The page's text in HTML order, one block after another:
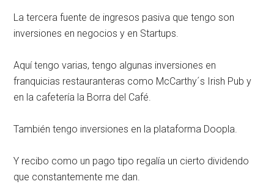
La tercera fuente de ingresos pasiva que tengo son
inversiones en negocios y en Startups.
Aquí tengo varias, tengo algunas inversiones en
franquicias restauranteras como McCarthy´s Irish Pub y
en la cafetería la Borra del Café.
También tengo inversiones en la plataforma Doopla.
Y recibo como un pago tipo regalía un cierto dividendo
que constantemente me dan.